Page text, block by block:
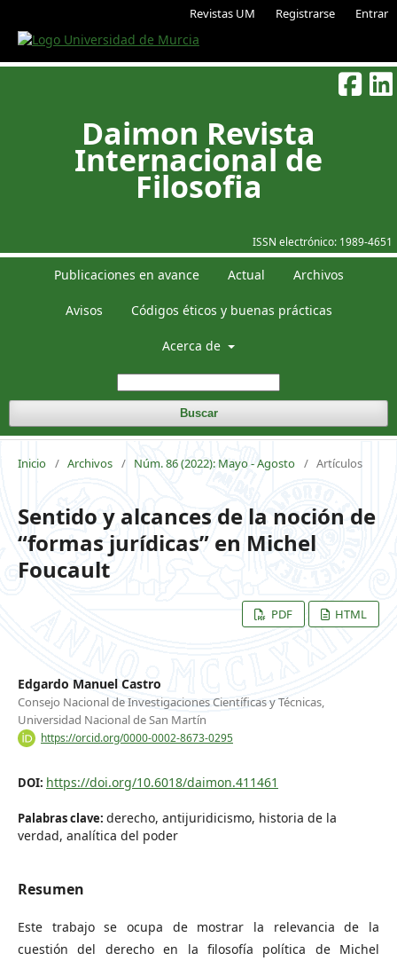
Revistas UM Registrarse Entrar
ISSN electrónico: 1989-4651
Daimon Revista
Internacional de
Filosofia
Publicaciones en avance Actual Archivos
Avisos Códigos éticos y buenas prácticas
Acerca de
Buscar
Inicio / Archivos / Núm. 86 (2022): Mayo - Agosto / Artículos
Sentido y alcances de la noción de
“formas jurídicas” en Michel
Foucault
PDF HTML
Edgardo Manuel Castro
Consejo Nacional de Investigaciones Científicas y Técnicas,
Universidad Nacional de San Martín
https://orcid.org/0000-0002-8673-0295
DOI: https://doi.org/10.6018/daimon.411461
Palabras clave: derecho, antijuridicismo, historia de la
verdad, analítica del poder
Resumen
Este trabajo se ocupa de mostrar la relevancia de la
cuestión del derecho en la filosofía política de Michel